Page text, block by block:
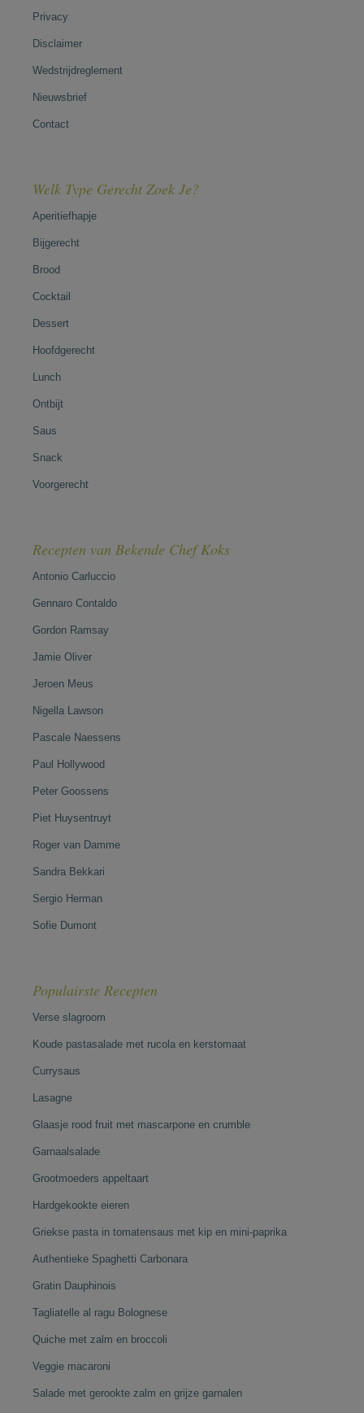
Privacy
Disclaimer
Wedstrijdreglement
Nieuwsbrief
Contact
Welk Type Gerecht Zoek Je?
Aperitiefhapje
Bijgerecht
Brood
Cocktail
Dessert
Hoofdgerecht
Lunch
Ontbijt
Saus
Snack
Voorgerecht
Recepten van Bekende Chef Koks
Antonio Carluccio
Gennaro Contaldo
Gordon Ramsay
Jamie Oliver
Jeroen Meus
Nigella Lawson
Pascale Naessens
Paul Hollywood
Peter Goossens
Piet Huysentruyt
Roger van Damme
Sandra Bekkari
Sergio Herman
Sofie Dumont
Populairste Recepten
Verse slagroom
Koude pastasalade met rucola en kerstomaat
Currysaus
Lasagne
Glaasje rood fruit met mascarpone en crumble
Garnaalsalade
Grootmoeders appeltaart
Hardgekookte eieren
Griekse pasta in tomatensaus met kip en mini-paprika
Authentieke Spaghetti Carbonara
Gratin Dauphinois
Tagliatelle al ragu Bolognese
Quiche met zalm en broccoli
Veggie macaroni
Salade met gerookte zalm en grijze garnalen